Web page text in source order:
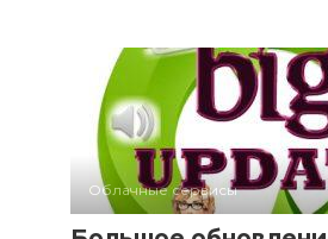
Облачные сервисы